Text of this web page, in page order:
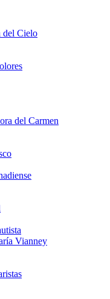
del Cielo
del Carmen
Vianney